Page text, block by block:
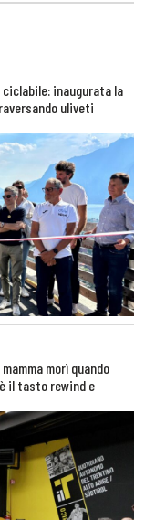
ciclabile: inaugurata la
uliveti
morì quando
il tasto rewind e